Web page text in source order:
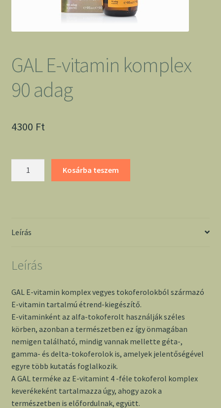
GAL E-vitamin komplex
90 adag
4300 Ft
mennyiség
Kosárba teszem
Leírás
Leírás
GAL E-vitamin komplex vegyes tokoferolokból származó
E-vitamin tartalmú étrend-kiegészítő.
E-vitaminként az alfa-tokoferolt használják széles
körben, azonban a természetben ez így önmagában
nemigen található, mindig vannak mellette géta-,
gamma- és delta-tokoferolok is, amelyek jelentőségével
egyre több kutatás foglalkozik.
A GAL terméke az E-vitamint 4 -féle tokoferol komplex
keverékeként tartalmazza úgy, ahogy azok a
természetben is előfordulnak, együtt.